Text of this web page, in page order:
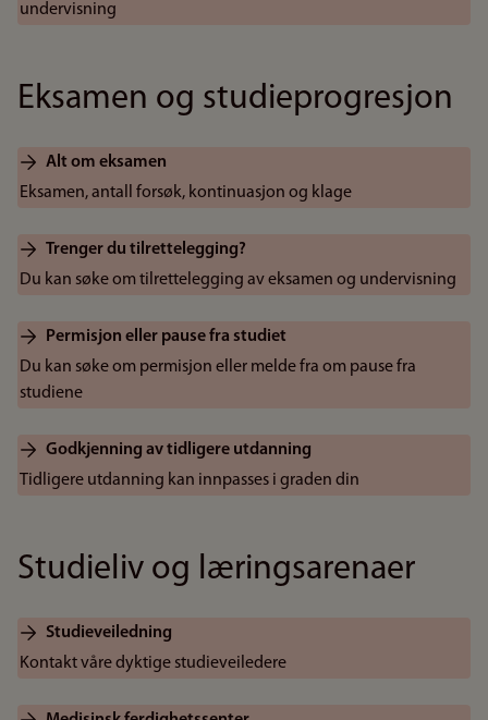
undervisning
Eksamen og studieprogresjon
Alt om eksamen
Eksamen, antall forsøk, kontinuasjon og klage
Trenger du tilrettelegging?
Du kan søke om tilrettelegging av eksamen og undervisning
Permisjon eller pause fra studiet
Du kan søke om permisjon eller melde fra om pause fra
studiene
Godkjenning av tidligere utdanning
Tidligere utdanning kan innpasses i graden din
Studieliv og læringsarenaer
Studieveiledning
Kontakt våre dyktige studieveiledere